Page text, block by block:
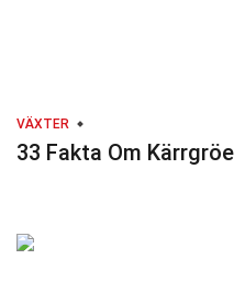
VÄXTER
33 Fakta Om Kärrgröe